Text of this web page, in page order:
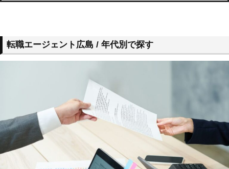
転職エージェント広島 / 年代別で探す